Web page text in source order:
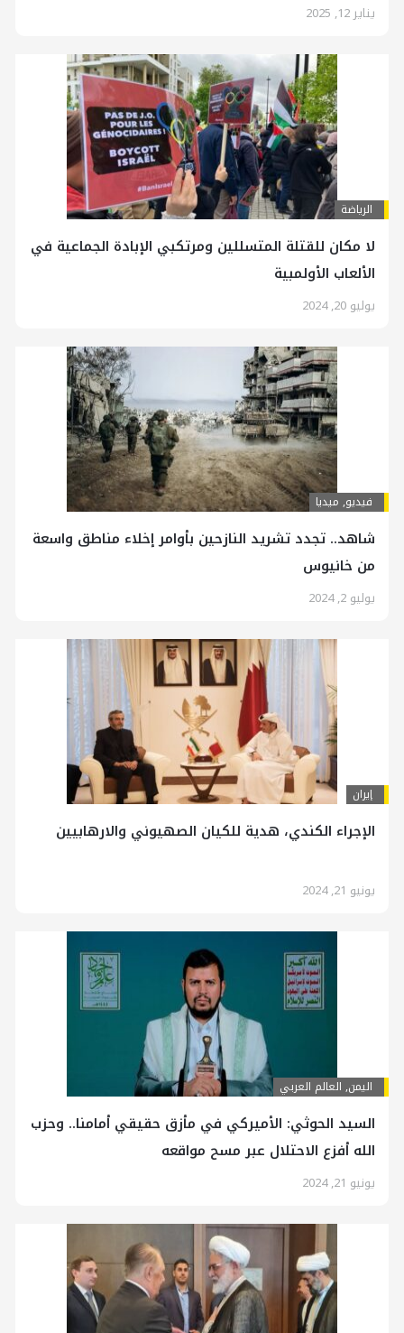
يناير 12, 2025
الرياضة
لا مكان للقتلة المتسللين ومرتكبي الإبادة الجماعية في
الألعاب الأولمبية
يوليو 20, 2024
فیدیو, ميديا
شاهد.. تجدد تشريد النازحين بأوامر إخلاء مناطق واسعة
من خانيوس
يوليو 2, 2024
إيران
الإجراء الكندي، هدية للكيان الصهيوني والارهابيين
يونيو 21, 2024
اليمن, العالم العربي
السيد الحوثي: الأميركي في مأزق حقيقي أمامنا.. وحزب
الله أفزع الاحتلال عبر مسح مواقعه
يونيو 21, 2024